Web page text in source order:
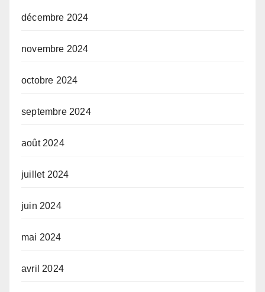
décembre 2024
novembre 2024
octobre 2024
septembre 2024
août 2024
juillet 2024
juin 2024
mai 2024
avril 2024